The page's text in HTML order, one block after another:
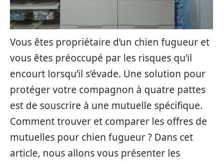
Vous êtes propriétaire d’un chien fugueur et
vous êtes préoccupé par les risques qu’il
encourt lorsqu’il s’évade. Une solution pour
protéger votre compagnon à quatre pattes
est de souscrire à une mutuelle spécifique.
Comment trouver et comparer les offres de
mutuelles pour chien fugueur ? Dans cet
article, nous allons vous présenter les